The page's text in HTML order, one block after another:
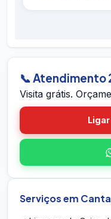
hidrojateamento
em Cantagalo
em Cantagalo,
identifica
entrega o
compromisso e
📞 Atendimento
Visita grátis.
Serviços em